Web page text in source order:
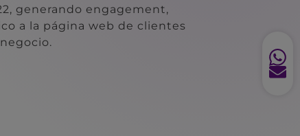
generando engagement,
a la página web de clientes